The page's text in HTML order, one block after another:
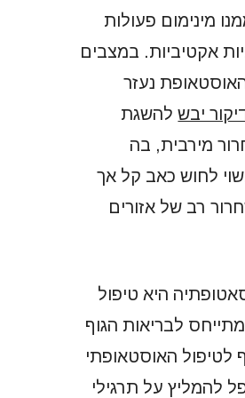
מינימום פעולות
אקטיביות. במצבים
נעזר
יבשלהשגת
מירבית, בה
לחוש כאב קל אך
רב של אזורים
היא טיפול
לבריאות הגוף
לטיפול האוסטאופתי
להמליץ על תרגילי